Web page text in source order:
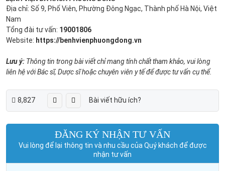
Địa chỉ: Số 9, Phố Viên, Phường Đông Ngạc, Thành phố Hà Nội, Việt
Nam
Tổng đài tư vấn: 19001806
Website: https://benhvienphuongdong.vn
Lưu ý: Thông tin trong bài viết chỉ mang tính chất tham khảo, vui lòng
liên hệ với Bác sĩ, Dược sĩ hoặc chuyên viên y tế để được tư vấn cụ thể.
8,827 Bài viết hữu ích?
ĐĂNG KÝ NHẬN TƯ VẤN
Vui lòng để lại thông tin và nhu cầu của Quý khách để được
nhận tư vấn